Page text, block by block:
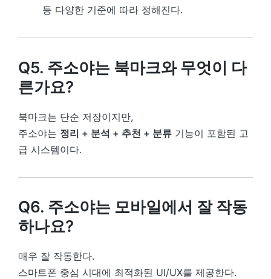
등 다양한 기준에 따라 정해진다.
Q5. 주소야는 북마크와 무엇이 다
른가요?
북마크는 단순 저장이지만,
주소야는 정리 + 분석 + 추천 + 분류 기능이 포함된 고
급 시스템이다.
Q6. 주소야는 모바일에서 잘 작동
하나요?
매우 잘 작동한다.
스마트폰 중심 시대에 최적화된 UI/UX를 제공한다.